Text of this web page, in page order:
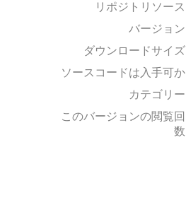
リポジトリソース
バージョン
ダウンロードサイズ
ソースコードは入手可か
カテゴリー
このバージョンの閲覧回
数